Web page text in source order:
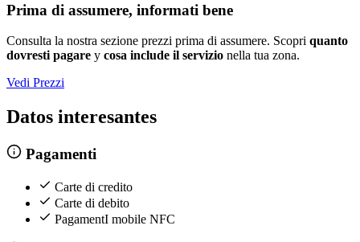
Prima di assumere, informati bene
Consulta la nostra sezione prezzi prima di assumere. Scopri quanto
dovresti pagare y cosa include il servizio nella tua zona.
Vedi Prezzi
Datos interesantes
Pagamenti
Carte di credito
Carte di debito
PagamentI mobile NFC